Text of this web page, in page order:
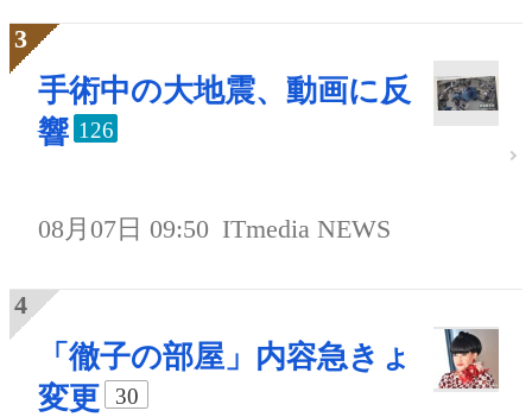
手術中の大地震、動画に反
響 126
08月07日 09:50 ITmedia NEWS
「徹子の部屋」内容急きょ
変更
30